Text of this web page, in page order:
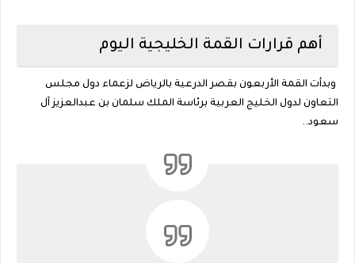
أهم قرارات القمة الخليجية اليوم
وبدأت القمة الأربعون بقصر الدرعية بالرياض لزعماء دول مجلس
التعاون لدول الخليج العربية برئاسة الملك سلمان بن عبدالعزيز آل
سعود..